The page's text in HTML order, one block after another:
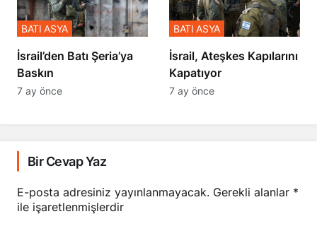
​​​​​​​İsrail’den Batı Şeria’ya
Baskın
BATI ASYA
7 ay önce
İsrail, Ateşkes Kapılarını
Kapatıyor
BATI ASYA
7 ay önce
Bir Cevap Yaz
E-posta adresiniz yayınlanmayacak. Gerekli alanlar *
ile işaretlenmişlerdir